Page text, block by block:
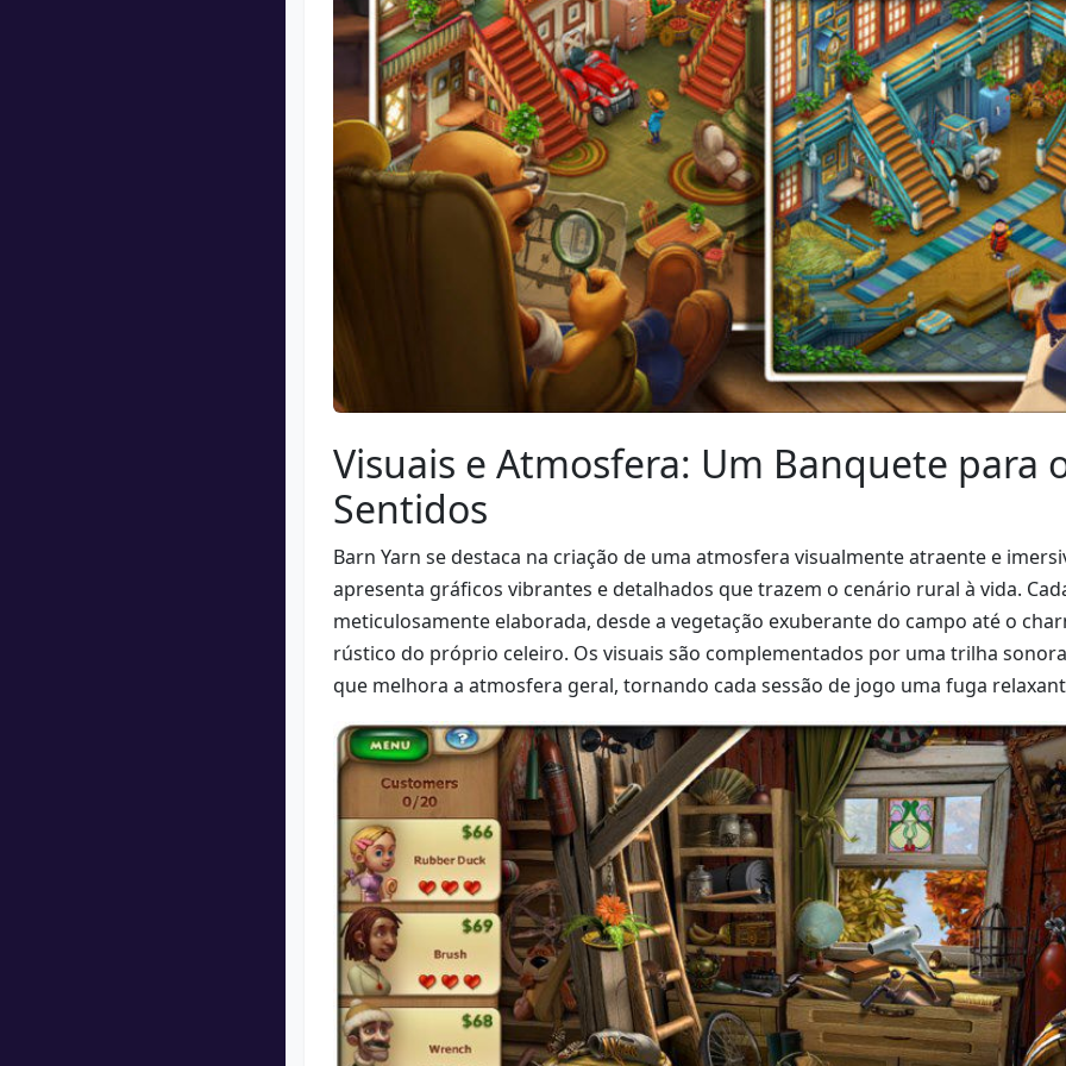
Visuais e Atmosfera: Um Banquete para
Sentidos
Barn Yarn se destaca na criação de uma atmosfera visualmente atraente e
apresenta gráficos vibrantes e detalhados que trazem o cenário rural à vida.
meticulosamente elaborada, desde a vegetação exuberante do campo até o
rústico do próprio celeiro. Os visuais são complementados por uma trilha
que melhora a atmosfera geral, tornando cada sessão de jogo uma fuga